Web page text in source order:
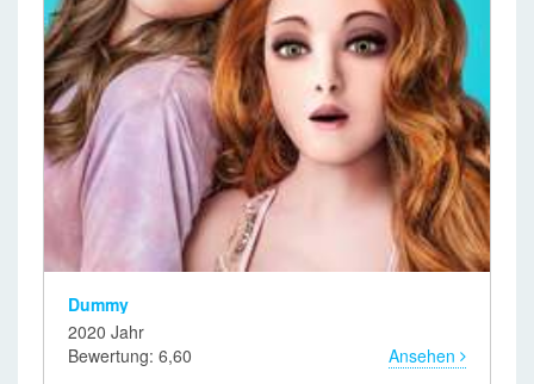
Dummy
2020 Jahr
Bewertung: 6,60
Ansehen